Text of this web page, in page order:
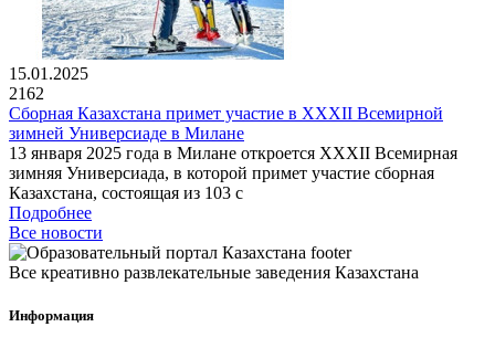
15.01.2025
2162
Сборная Казахстана примет участие в XXXII Всемирной
зимней Универсиаде в Милане
13 января 2025 года в Милане откроется XXXII Всемирная
зимняя Универсиада, в которой примет участие сборная
Казахстана, состоящая из 103 с
Подробнее
Все новости
Все креативно развлекательные заведения Казахстана
Информация